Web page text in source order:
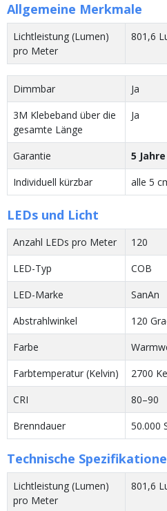
Allgemeine Merkmale
Lichtleistung (Lumen)
pro Meter
801,6
Dimmbar
Ja
3M Klebeband über die
gesamte Länge
Ja
Garantie
5 Jahre
Individuell kürzbar
alle 5
LEDs und Licht
Anzahl LEDs pro Meter
120
LED-Typ
COB
LED-Marke
SanAn
Abstrahlwinkel
120
Farbe
Farbtemperatur (Kelvin)
2700
CRI
80–90
Brenndauer
50.000
Technische
Lichtleistung (Lumen)
pro Meter
801,6